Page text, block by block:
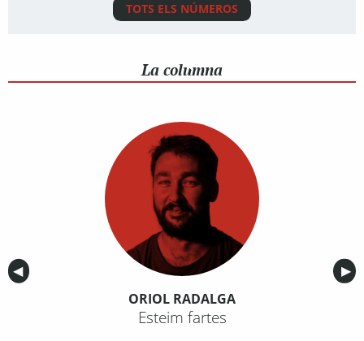
TOTS ELS NÚMEROS
La columna
Anterior
◀︎ ▶︎
ORIOL RADALGA
Esteim fartes